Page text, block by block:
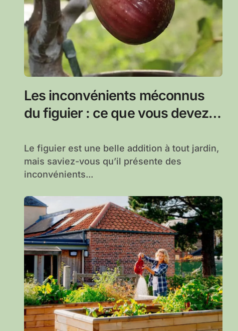
Les inconvénients méconnus
du figuier : ce que vous devez
Le figuier est une belle addition à tout jardin,
mais saviez-vous qu’il présente des
inconvénients...